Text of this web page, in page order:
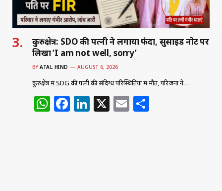
कुरुक्षेत्र: SDO की पत्नी ने लगाया फंदा, सुसाइड नोट पर
लिखा ‘I am not well, sorry’
BY ATAL HIND AUGUST 6, 2026
कुरुक्षेत्र में SDG की पत्नी की संदिग्ध परिस्थितियों में मौत, परिजनों ने…
W F Li X E